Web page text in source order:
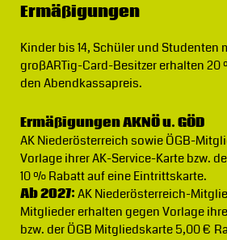
Ermäßigungen
Kinder bis 14, Schüler und Studenten
großARTig-Card-Besitzer erhalten
den Abendkassapreis.
Ermäßigungen AKNÖ u. GÖD
AK Niederösterreich sowie ÖGB-
Vorlage ihrer AK-Service-Karte bzw.
10 % Rabatt auf eine Eintrittskarte.
Ab 2027:AK Niederösterreich-
Mitglieder erhalten gegen Vorlage
bzw. der ÖGB Mitgliedskarte 5,00 €